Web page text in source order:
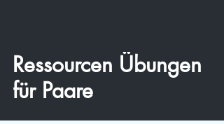
Ressourcen Übungen
für Paare